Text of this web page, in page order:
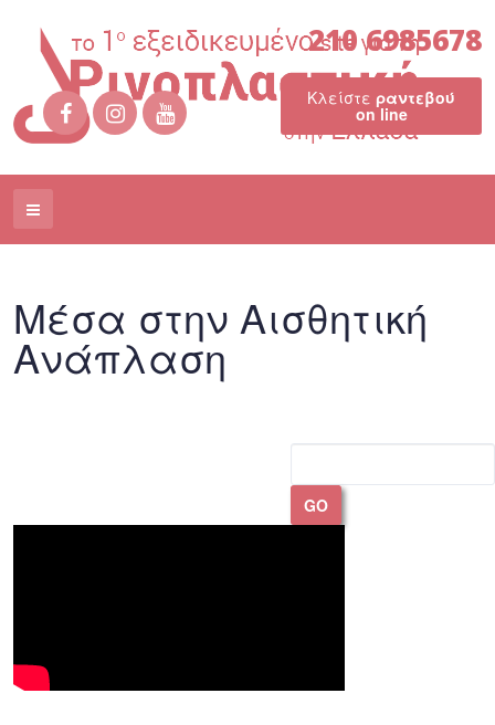
210 6985678
Κλείστε ραντεβού
on line
Μέσα στην Αισθητική
Ανάπλαση
GO